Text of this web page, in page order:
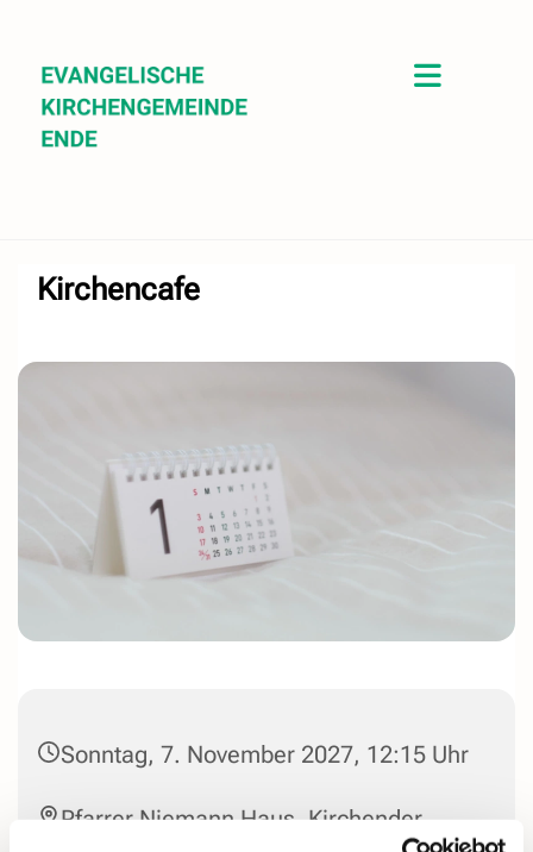
Kirchencafe
Sonntag, 7. November 2027, 12:15 Uhr
Pfarrer Niemann Haus, Kirchender